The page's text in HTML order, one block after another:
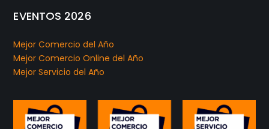
EVENTOS 2026
Mejor Comercio del Año
Mejor Comercio Online del Año
Mejor Servicio del Año